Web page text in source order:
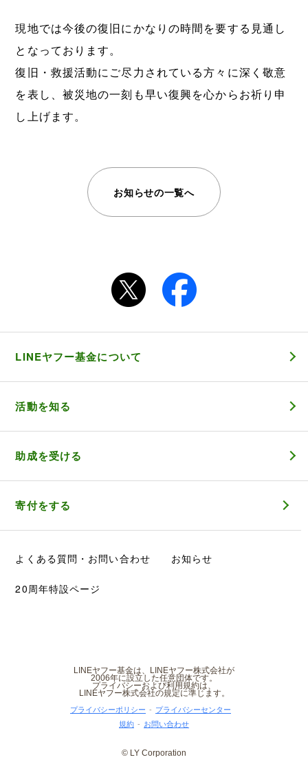
現地では今後の復旧にかなりの時間を要する見通し
となっております。
復旧・救援活動にご尽力されている方々に深く敬意
を表し、被災地の一刻も早い復興を心からお祈り申
し上げます。
お知らせの一覧へ
LINEヤフー基金について
活動を知る
助成を受ける
寄付をする
よくある質問・お問い合わせ お知らせ
20周年特設ページ
LINEヤフー基金は、LINEヤフー株式会社が
2006年に設立した任意団体です。
プライバシーおよび利用規約は、
LINEヤフー株式会社の規定に準じます。
プライバシーポリシー
プライバシーセンター
規約
お問い合わせ
© LY Corporation